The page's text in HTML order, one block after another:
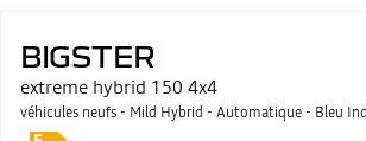
BIGSTER
extreme hybrid 150 4x4
véhicules neufs - Mild Hybrid - Automatique - Bleu